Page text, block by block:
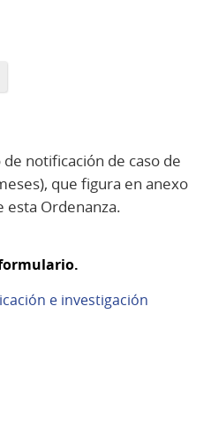
notificación de caso de
que figura en anexo
Ordenanza.
e investigación